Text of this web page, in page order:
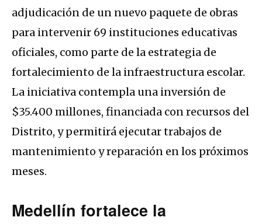
adjudicación de un nuevo paquete de obras
para intervenir 69 instituciones educativas
oficiales, como parte de la estrategia de
fortalecimiento de la infraestructura escolar.
La iniciativa contempla una inversión de
$35.400 millones, financiada con recursos del
Distrito, y permitirá ejecutar trabajos de
mantenimiento y reparación en los próximos
meses.
Medellín fortalece la